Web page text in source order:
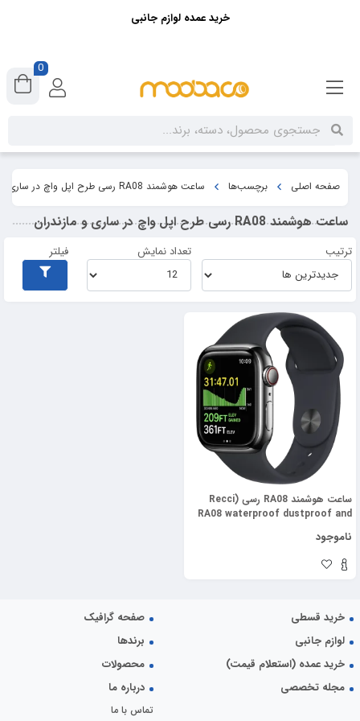
صفحه اصلی برچسب‌ها ساعت هوشمند RA08 رسی طرح اپل واچ در ساری و مازندران
ساعت هوشمند RA08 رسی طرح اپل واچ در ساری و مازندران
ترتیب تعداد نمایش فیلتر
ساعت هوشمند RA08 رسی (Recci
RA08 waterproof dustproof and
SmartWatch)
ناموجود
خرید قسطی
صفحه گرافیک
لوازم جانبی
برندها
خرید عمده (استعلام قیمت)
محصولات
مجله تخصصی
درباره ما
تماس با ما
خرید عمده لوازم جانبی
0